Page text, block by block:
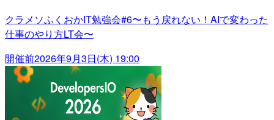
クラメソふくおかIT勉強会#6〜もう戻れない！AIで変わった
仕事のやり方LT会〜
開催前2026年9月3日(木) 19:00